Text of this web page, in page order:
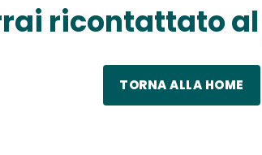
ricontattato
TORNA ALLA HOME